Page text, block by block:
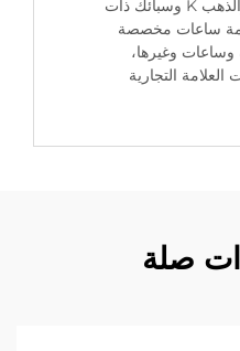
متنوعة مثل المعادن الثمينة والذهب K وسبائك ذات
ساعات مخصصة
وغيرها،
التجارية
صلة